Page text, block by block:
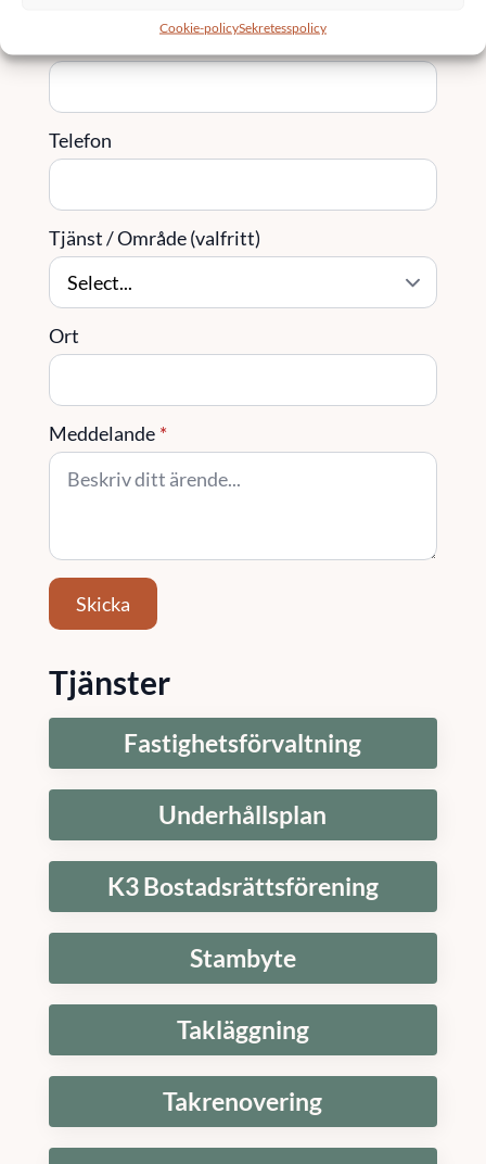
Cookie-policySekretesspolicy
Telefon
Tjänst / Område (valfritt)
Ort
Meddelande *
Skicka
Tjänster
Fastighetsförvaltning
Underhållsplan
K3 Bostadsrättsförening
Stambyte
Takläggning
Takrenovering